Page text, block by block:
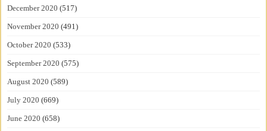
December 2020 (517)
November 2020 (491)
October 2020 (533)
September 2020 (575)
August 2020 (589)
July 2020 (669)
June 2020 (658)